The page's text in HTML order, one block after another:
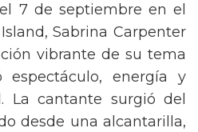
7 de septiembre en el
Sabrina Carpenter
vibrante de su tema
energía y
La cantante surgió del
desde una alcantarilla,